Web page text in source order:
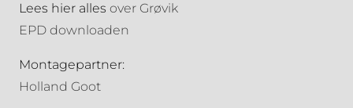
Lees hier alles over Grøvik
EPD downloaden
Montagepartner:
Holland Goot